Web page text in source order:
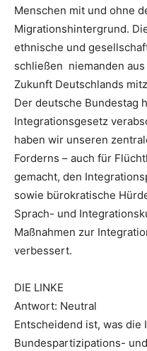
Menschen mit und ohne
Migrationshintergrund.
ethnische und
schließen niemanden
Zukunft Deutschlands
Der deutsche Bundestag
Integrationsgesetz
haben wir unseren
Forderns – auch für
gemacht, den
sowie bürokratische
Sprach- und
Maßnahmen zur
verbessert.
DIE LINKE
Antwort: Neutral
Entscheidend ist, was die
Bundespartizipations-